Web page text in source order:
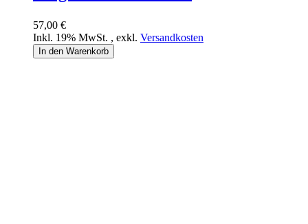
57,00 €
Inkl. 19% MwSt. , exkl. Versandkosten
In den Warenkorb